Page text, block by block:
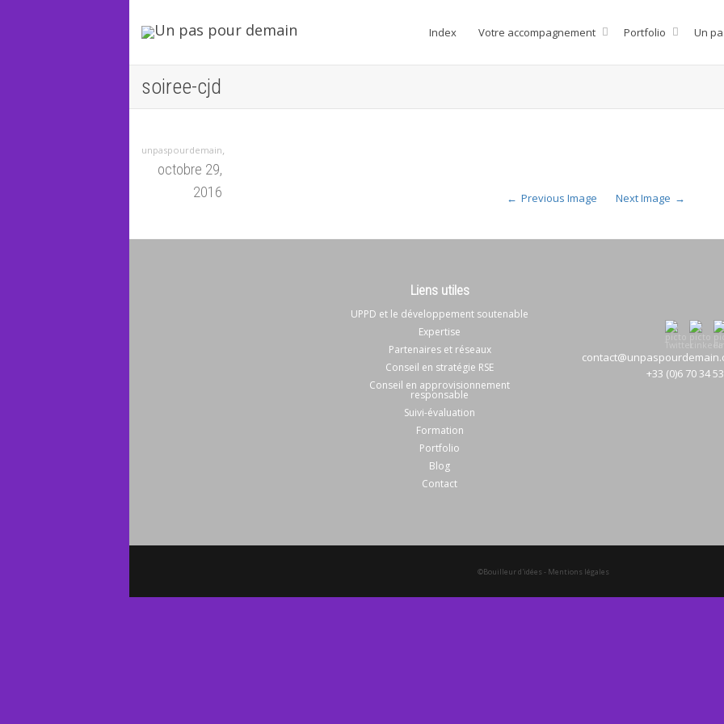
Index Votre accompagnement Portfolio Un
soiree-cjd
unpaspourdemain,
octobre 29,
2016
Previous Image Next Image
Liens utiles
UPPD et le développement soutenable
Expertise
Partenaires et réseaux
Conseil en stratégie RSE
Conseil en approvisionnement
responsable
Suivi-évaluation
Formation
Portfolio
Blog
Contact
+33 (0)6 70 34
©Bouilleur d'idées - Mentions légales